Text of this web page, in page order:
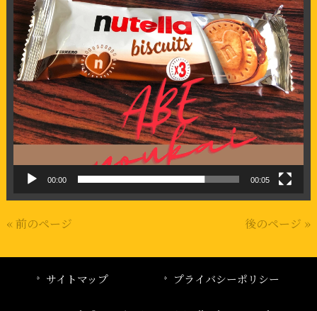
00:00 00:05
« 前のページ 後のページ »
サイトマップ プライバシーポリシー